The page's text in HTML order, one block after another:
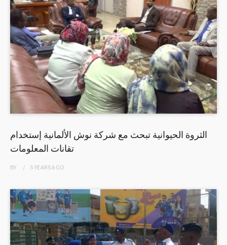
الثروة الحيوانية تبحث مع شركة نوش الألمانية إستخدام
تقانات المعلومات
BY 5 YEARSAGO